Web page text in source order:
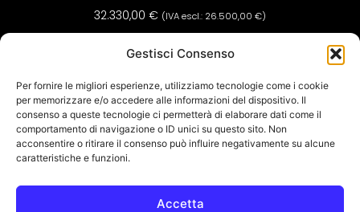
Gestisci Consenso
Per fornire le migliori esperienze, utilizziamo tecnologie come i cookie
per memorizzare e/o accedere alle informazioni del dispositivo. Il
consenso a queste tecnologie ci permetterà di elaborare dati come il
comportamento di navigazione o ID unici su questo sito. Non
acconsentire o ritirare il consenso può influire negativamente su alcune
caratteristiche e funzioni.
Accetta
32.330,00 € (IVA escl.: 26.500,00 €)